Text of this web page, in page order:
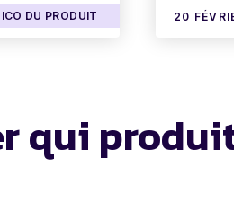
DU PRODUIT 20
qui